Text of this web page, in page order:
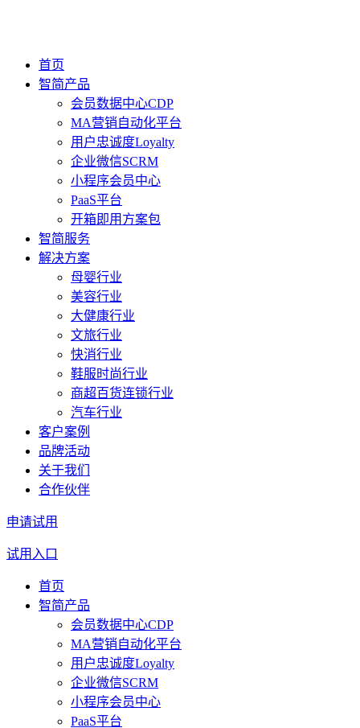
首页
智简产品
会员数据中心CDP
MA营销自动化平台
用户忠诚度Loyalty
企业微信SCRM
小程序会员中心
PaaS平台
开箱即用方案包
智简服务
解决方案
母婴行业
美容行业
大健康行业
文旅行业
快消行业
鞋服时尚行业
商超百货连锁行业
汽车行业
客户案例
品牌活动
关于我们
合作伙伴
申请试用
试用入口
首页
智简产品
会员数据中心CDP
MA营销自动化平台
用户忠诚度Loyalty
企业微信SCRM
小程序会员中心
PaaS平台